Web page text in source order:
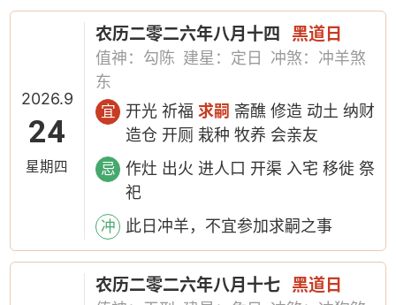
2026.9
24
星期四
农历二零二六年八月十四 黑道日
值神：勾陈 建星：定日
冲煞：冲羊煞
东
宜 开光 祈福求嗣 斋醮 修造 动土 纳财
造仓 开厕 栽种 牧养 会亲友
忌
作灶 出火 进人口 开渠 入宅 移徙 祭
祀
冲 此日冲羊，不宜参加求嗣之事
农历二零二六年八月十七 黑道日